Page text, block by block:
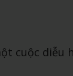
cuộc diễu